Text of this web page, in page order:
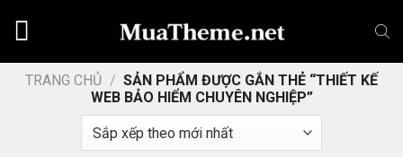
dungTRANG CHỦ / SẢN PHẨM ĐƯỢC GẮN THẺ “THIẾT KẾ
WEB BẢO HIỂM CHUYÊN NGHIỆP”